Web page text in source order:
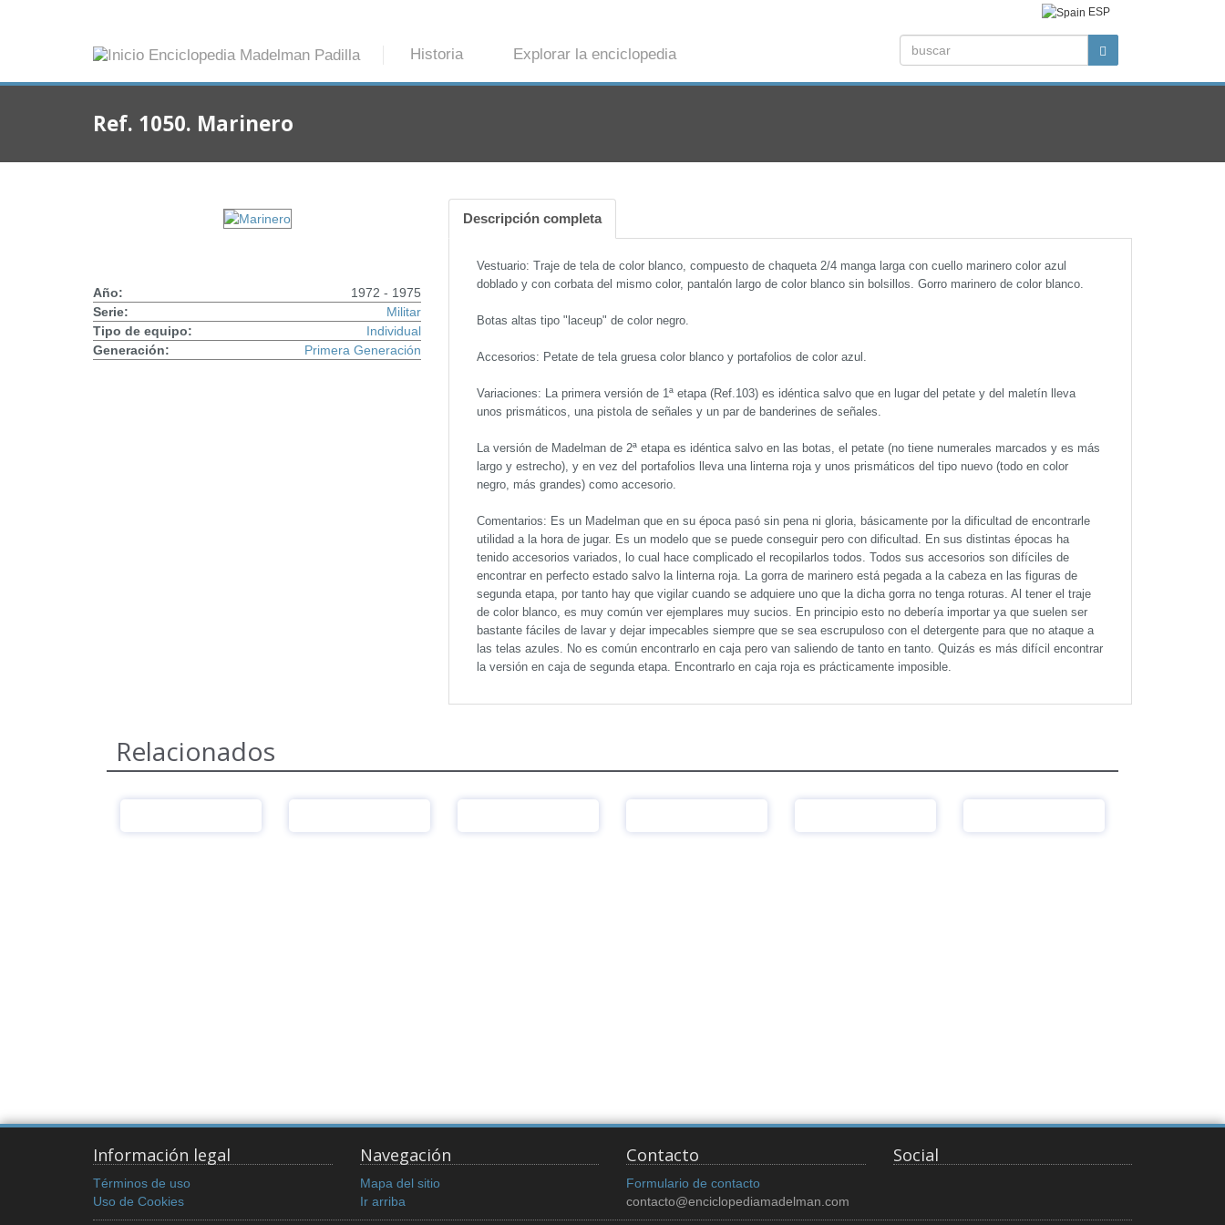
ESP
Historia Explorar la enciclopedia
Ref. 1050. Marinero
Año:
1972 - 1975
Serie:
Militar
Tipo de equipo:
Individual
Generación:
Primera Generación
Descripción completa
Vestuario: Traje de tela de color blanco, compuesto de chaqueta 2/4 manga larga con cuello marinero color azul
doblado y con corbata del mismo color, pantalón largo de color blanco sin bolsillos. Gorro marinero de color blanco.
Botas altas tipo "laceup" de color negro.
Accesorios: Petate de tela gruesa color blanco y portafolios de color azul.
Variaciones: La primera versión de 1ª etapa (Ref.103) es idéntica salvo que en lugar del petate y del maletín lleva
unos prismáticos, una pistola de señales y un par de banderines de señales.
La versión de Madelman de 2ª etapa es idéntica salvo en las botas, el petate (no tiene numerales marcados y es más
largo y estrecho), y en vez del portafolios lleva una linterna roja y unos prismáticos del tipo nuevo (todo en color
negro, más grandes) como accesorio.
Comentarios: Es un Madelman que en su época pasó sin pena ni gloria, básicamente por la dificultad de encontrarle
utilidad a la hora de jugar. Es un modelo que se puede conseguir pero con dificultad. En sus distintas épocas ha
tenido accesorios variados, lo cual hace complicado el recopilarlos todos. Todos sus accesorios son difíciles de
encontrar en perfecto estado salvo la linterna roja. La gorra de marinero está pegada a la cabeza en las figuras de
segunda etapa, por tanto hay que vigilar cuando se adquiere uno que la dicha gorra no tenga roturas. Al tener el traje
de color blanco, es muy común ver ejemplares muy sucios. En principio esto no debería importar ya que suelen ser
bastante fáciles de lavar y dejar impecables siempre que se sea escrupuloso con el detergente para que no ataque a
las telas azules. No es común encontrarlo en caja pero van saliendo de tanto en tanto. Quizás es más difícil encontrar
la versión en caja de segunda etapa. Encontrarlo en caja roja es prácticamente imposible.
Relacionados
Información legal
Términos de uso
Uso de Cookies
Navegación
Mapa del sitio
Ir arriba
Contacto
Formulario de contacto
contacto@enciclopediamadelman.com
Social